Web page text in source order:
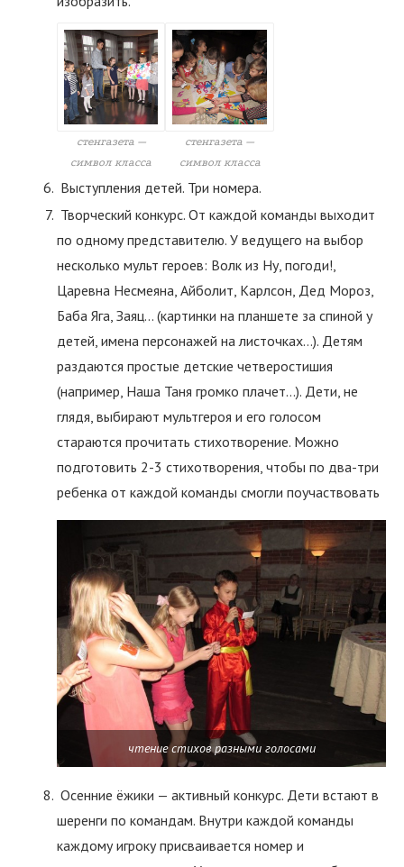
стенгазета —
символ класса
стенгазета —
символ класса
Выступления детей. Три номера.
Творческий конкурс. От каждой команды выходит
по одному представителю. У ведущего на выбор
несколько мульт героев: Волк из Ну, погоди!,
Царевна Несмеяна, Айболит, Карлсон, Дед Мороз,
Баба Яга, Заяц… (картинки на планшете за спиной у
детей, имена персонажей на листочках…). Детям
раздаются простые детские четверостишия
(например, Наша Таня громко плачет…). Дети, не
глядя, выбирают мультгероя и его голосом
стараются прочитать стихотворение. Можно
подготовить 2-3 стихотворения, чтобы по два-три
ребенка от каждой команды смогли поучаствовать
чтение стихов разными голосами
Осенние ёжики — активный конкурс. Дети встают в
шеренги по командам. Внутри каждой команды
каждому игроку присваивается номер и